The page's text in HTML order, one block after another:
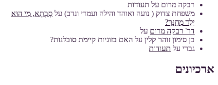
רבקה מרום על תעודות
משפחת צדוק ( נועה ואוהד והילה ועמרי ונדב) על סָבְתָא, מִי הוּא
יֶלֶד מְחֻנָּךְ?
דר' רבקה מרום על
בן סימון זוהר קלין על האם בזוגיות קיימת סובלנות?
גברי על תעודות
ארכיונים